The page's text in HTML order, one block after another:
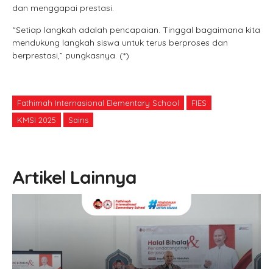
dan menggapai prestasi.
“Setiap langkah adalah pencapaian. Tinggal bagaimana kita
mendukung langkah siswa untuk terus berproses dan
berprestasi,” pungkasnya. (*)
Fathimah Internasional Elementary School
FIES
KMSI 2025
Sains
Artikel Lainnya